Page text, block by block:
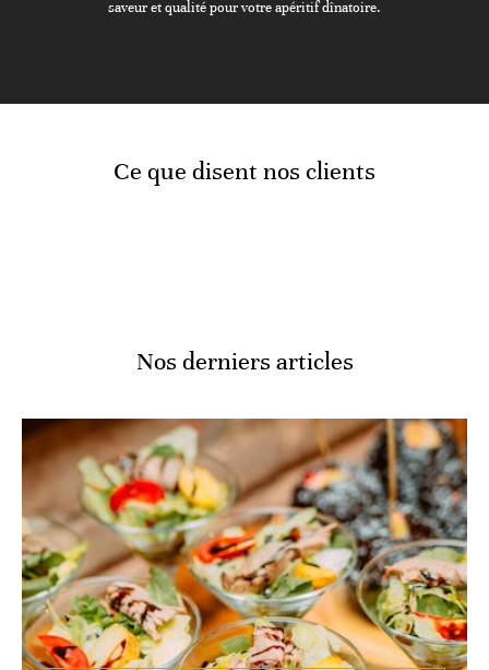
saveur et qualité pour votre apéritif dînatoire.
Ce que disent nos clients
Nos derniers articles